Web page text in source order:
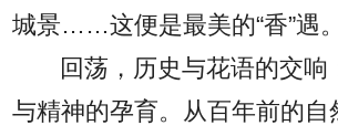
城景……这便是最美的“香”遇。
回荡，历史与花语的交响
与精神的孕育。从百年前的自